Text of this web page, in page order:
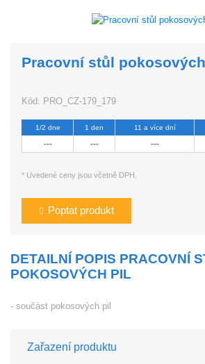
Pracovní stůl
Kód: PRO_CZ-179_179
1/2 dne 1 den 11 a více dní
--- --- ---
* Uvedené ceny jsou včetně DPH.
Poptat produkt
DETAILNÍ POPIS PRACOVNÍ
POKOSOVÝCH PIL
- součást pokosových pil
Zařazení produktu